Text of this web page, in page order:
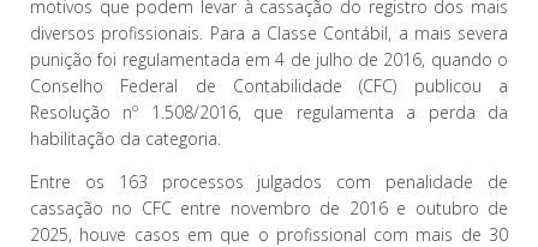
ar
motivos que podem levar à cassação do registro dos mais
diversos profissionais. Para a Classe Contábil, a mais severa
punição foi regulamentada em 4 de julho de 2016, quando o
Conselho Federal de Contabilidade (CFC) publicou a
Resolução nº 1.508/2016, que regulamenta a perda da
habilitação da categoria.
Entre os 163 processos julgados com penalidade de
cassação no CFC entre novembro de 2016 e outubro de
2025, houve casos em que o profissional com mais de 30